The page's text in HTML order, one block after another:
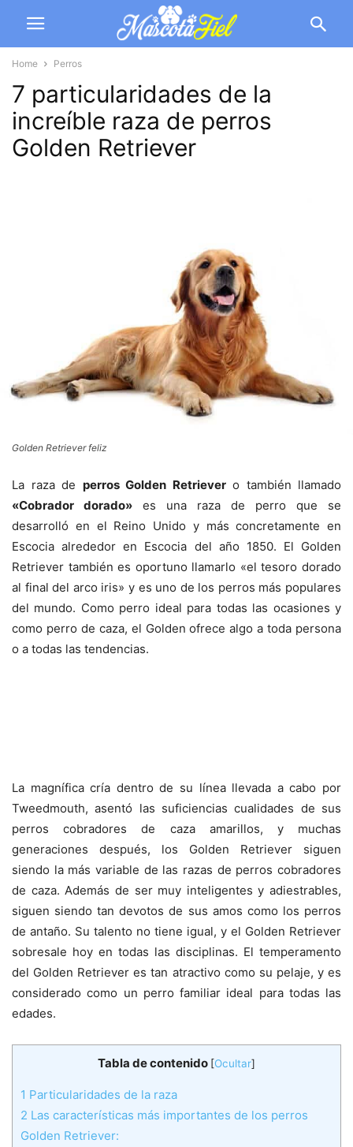
Home Perros
7 particularidades de la
increíble raza de perros
Golden Retriever
Golden Retriever feliz
La raza de perros Golden Retrievero también llamado
«Cobrador dorado» es una raza de perro que se
desarrolló en el Reino Unido y más concretamente en
Escocia alrededor en Escocia del año 1850. El Golden
Retriever también es oportuno llamarlo «el tesoro dorado
al final del arco iris» y es uno de los perros más populares
del mundo. Como perro ideal para todas las ocasiones y
como perro de caza, el Golden ofrece algo a toda persona
o a todas las tendencias.
La magnífica cría dentro de su línea llevada a cabo por
Tweedmouth, asentó las suficiencias cualidades de sus
perros cobradores de caza amarillos, y muchas
generaciones después, los Golden Retriever siguen
siendo la más variable de las razas de perros cobradores
de caza. Además de ser muy inteligentes y adiestrables,
siguen siendo tan devotos de sus amos como los perros
de antaño. Su talento no tiene igual, y el Golden Retriever
sobresale hoy en todas las disciplinas. El temperamento
del Golden Retriever es tan atractivo como su pelaje, y es
considerado como un perro familiar ideal para todas las
edades.
Tabla de contenido [Ocultar]
1 Particularidades de la raza
2 Las características más importantes de los perros
Golden Retriever: